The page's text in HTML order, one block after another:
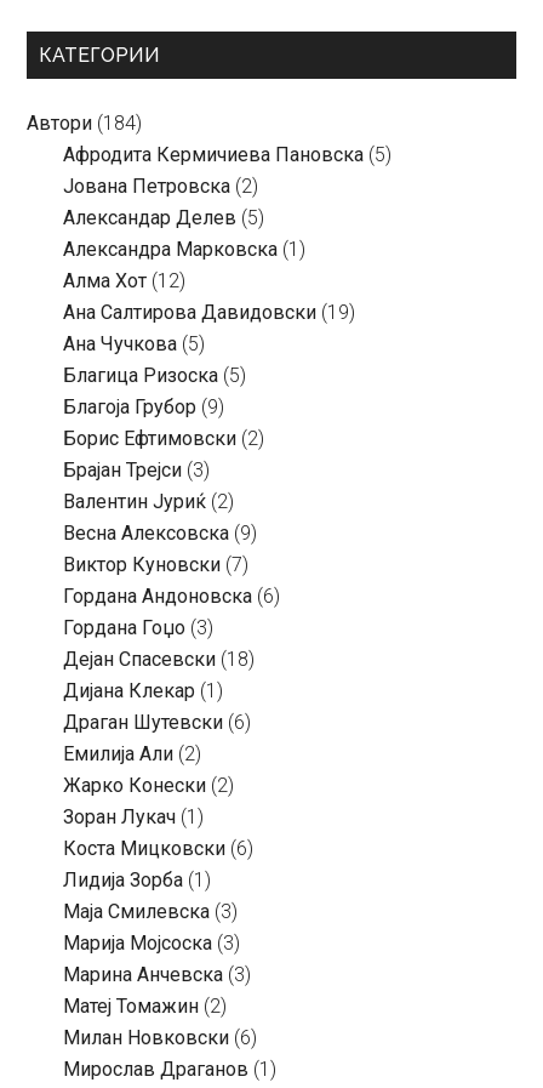
КАТЕГОРИИ
Автори (184)
Aфродита Кермичиева Пановска (5)
Јована Петровска (2)
Александар Делев (5)
Александра Марковска (1)
Алма Хот (12)
Ана Салтирова Давидовски (19)
Ана Чучкова (5)
Благица Ризоска (5)
Благоја Грубор (9)
Борис Ефтимовски (2)
Брајан Трејси (3)
Валентин Јуриќ (2)
Весна Алексовска (9)
Виктор Куновски (7)
Гордана Андоновска (6)
Гордана Гоџо (3)
Дејан Спасевски (18)
Дијана Клекар (1)
Драган Шутевски (6)
Емилија Али (2)
Жарко Конески (2)
Зоран Лукач (1)
Коста Мицковски (6)
Лидија Зорба (1)
Маја Смилевска (3)
Марија Мојсоска (3)
Марина Анчевска (3)
Матеј Томажин (2)
Милан Новковски (6)
Мирослав Драганов (1)